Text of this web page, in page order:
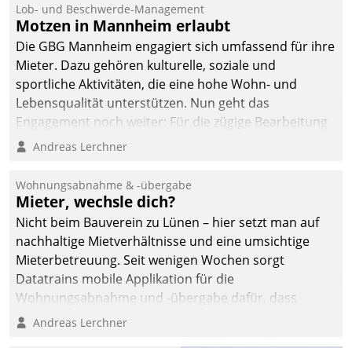
Lob- und Beschwerde-Management
Motzen in Mannheim erlaubt
Die GBG Mannheim engagiert sich umfassend für ihre
Mieter. Dazu gehören kulturelle, soziale und
sportliche Aktivitäten, die eine hohe Wohn- und
Lebensqualität unterstützen. Nun geht das
Engagement noch weiter: Für die zügige Bearbeitung
von Beschwerden – oder Lob – richtet das
und Beschwerde-Management einen eigenen Kanal
ein.
Andreas Lerchner
Wohnungsabnahme & -übergabe
Mieter, wechsle dich?
Nicht beim Bauverein zu Lünen – hier setzt man auf
nachhaltige Mietverhältnisse und eine umsichtige
Mieterbetreuung. Seit wenigen Wochen sorgt
Datatrains mobile Applikation für die
Wohnungsabnahme und -übergabe dafür, dass
Mieter wohlgeordnet kommen und, so es sein muss,
Andreas Lerchner